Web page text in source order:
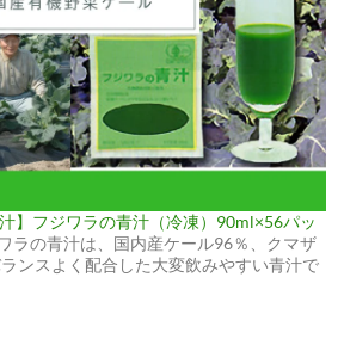
】フジワラの青汁（冷凍）90ml×56パッ
ラの青汁は、国内産ケール96％、クマザ
ンスよく配合した大変飲みやすい青汁で